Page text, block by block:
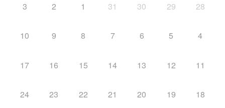
28
29
30
31
1
2
3
4
5
6
7
8
9
10
11
12
13
14
15
16
17
18
19
20
21
22
23
24